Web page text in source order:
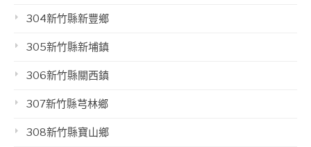
304新竹縣新豐鄉
305新竹縣新埔鎮
306新竹縣關西鎮
307新竹縣芎林鄉
308新竹縣寶山鄉